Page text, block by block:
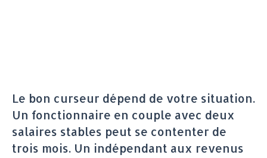
Le bon curseur dépend de votre situation.
Un fonctionnaire en couple avec deux
salaires stables peut se contenter de
trois mois. Un indépendant aux revenus